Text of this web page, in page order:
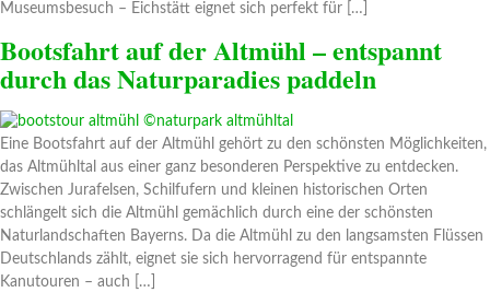
Museumsbesuch – Eichstätt eignet sich perfekt für […]
Bootsfahrt auf der Altmühl – entspannt
durch das Naturparadies paddeln
Eine Bootsfahrt auf der Altmühl gehört zu den schönsten Möglichkeiten,
das Altmühltal aus einer ganz besonderen Perspektive zu entdecken.
Zwischen Jurafelsen, Schilfufern und kleinen historischen Orten
schlängelt sich die Altmühl gemächlich durch eine der schönsten
Naturlandschaften Bayerns. Da die Altmühl zu den langsamsten Flüssen
Deutschlands zählt, eignet sie sich hervorragend für entspannte
Kanutouren – auch […]